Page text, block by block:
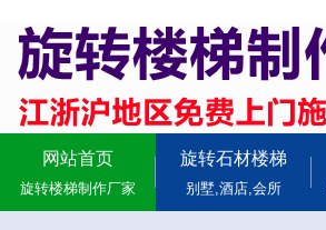
网站首页
旋转楼梯制作厂家
旋转石材楼梯
别墅,酒店,会所